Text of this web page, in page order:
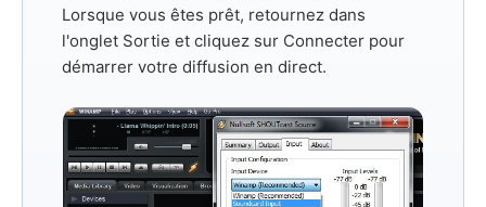
Lorsque vous êtes prêt, retournez dans
l'onglet Sortie et cliquez sur Connecter pour
démarrer votre diffusion en direct.